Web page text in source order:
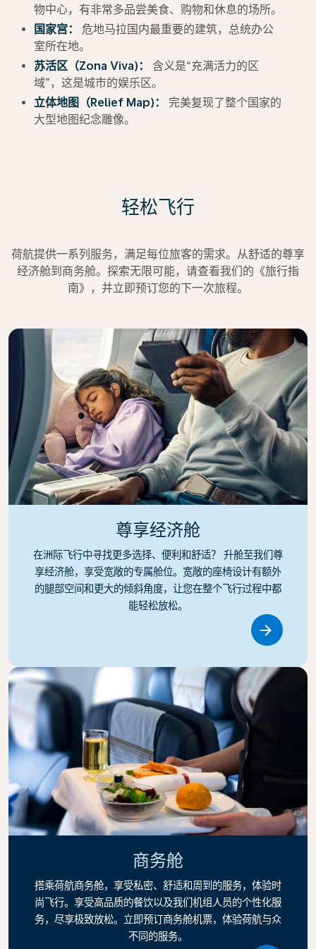
物中心，有非常多品尝美食、购物和休息的场所。
国家宫： 危地马拉国内最重要的建筑，总统办公
室所在地。
苏活区（Zona Viva)：
含义是“充满活力的区
域”，这是城市的娱乐区。
立体地图（Relief Map)： 完美复现了整个国家的
大型地图纪念雕像。
轻松飞行
荷航提供一系列服务，满足每位旅客的需求。从舒适的尊享
经济舱到商务舱。探索无限可能，请查看我们的《旅行指
南》，并立即预订您的下一次旅程。
尊享经济舱
在洲际飞行中寻找更多选择、便利和舒适？ 升舱至我们尊
享经济舱，享受宽敞的专属舱位。宽敞的座椅设计有额外
的腿部空间和更大的倾斜角度，让您在整个飞行过程中都
能轻松放松。
商务舱
搭乘荷航商务舱，享受私密、舒适和周到的服务，体验时
尚飞行。享受高品质的餐饮以及我们机组人员的个性化服
务，尽享极致放松。立即预订商务舱机票，体验荷航与众
不同的服务。